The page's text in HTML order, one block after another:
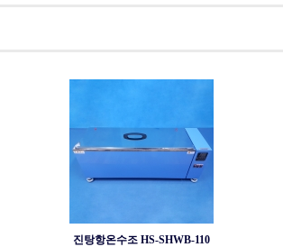
진탕항온수조 HS-SHWB-110